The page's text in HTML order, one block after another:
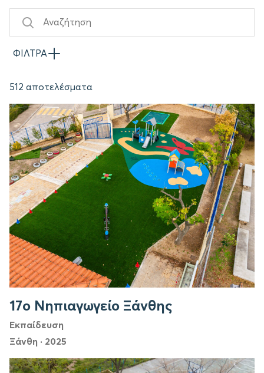
ΦΙΛΤΡΑ
512 αποτελέσματα
17ο Νηπιαγωγείο Ξάνθης
Εκπαίδευση
Ξάνθη · 2025